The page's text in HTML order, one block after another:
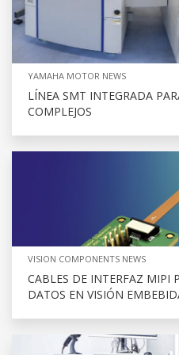
YAMAHA MOTOR NEWS
LÍNEA SMT INTEGRADA
COMPLEJOS
VISION COMPONENTS NEWS
CABLES DE INTERFAZ MIPI
DATOS EN VISIÓN